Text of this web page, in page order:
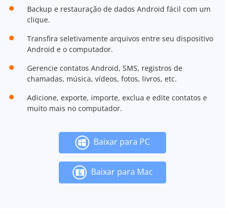
Backup e restauração de dados Android fácil com um
clique.
Transfira seletivamente arquivos entre seu dispositivo
Android e o computador.
Gerencie contatos Android, SMS, registros de
chamadas, música, vídeos, fotos, livros, etc.
Adicione, exporte, importe, exclua e edite contatos e
muito mais no computador.
Baixar para PC
Baixar para Mac